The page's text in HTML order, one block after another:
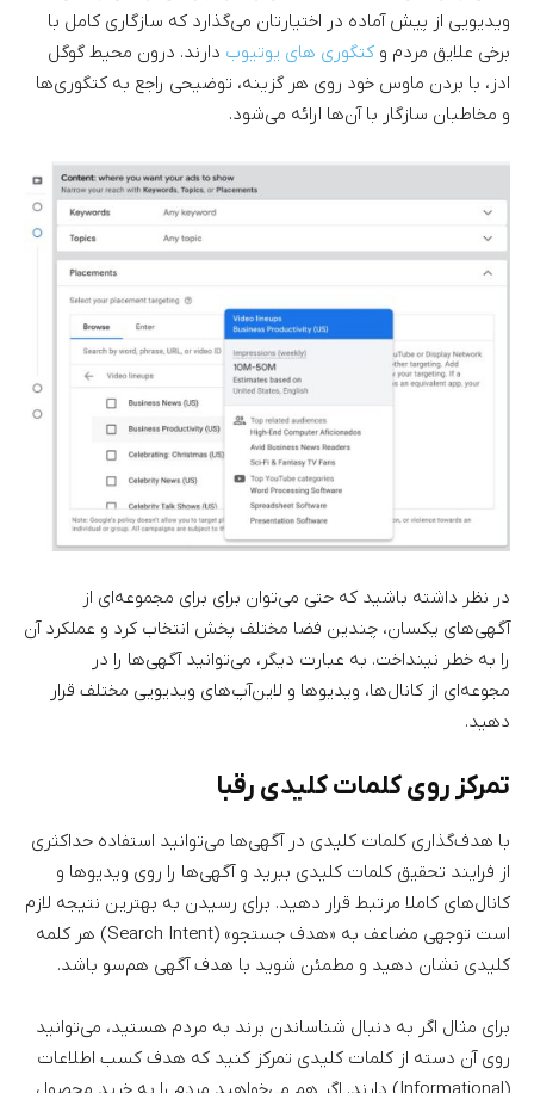
ویدیویی از پیش آماده در اختیارتان می‌گذارد که سازگاری کامل با
برخی علایق مردم و کتگوری های یوتیوب دارند. درون محیط گوگل
ادز، با بردن ماوس خود روی هر گزینه، توضیحی راجع به کتگوری‌ها
و مخاطبان سازگار با آن‌ها ارائه می‌شود.
در نظر داشته باشید که حتی می‌توان برای برای مجموعه‌ای از
آگهی‌های یکسان، چندین فضا مختلف پخش انتخاب کرد و عملکرد آن
را به خطر نینداخت. به عبارت دیگر، می‌توانید آگهی‌ها را در
مجوعه‌ای از کانال‌ها، ویدیوها و لاین‌آپ‌های ویدیویی مختلف قرار
دهید.
تمرکز روی کلمات کلیدی رقبا
با هدف‌گذاری کلمات کلیدی در آگهی‌ها می‌توانید استفاده حداکثری
از فرایند تحقیق کلمات کلیدی ببرید و آگهی‌ها را روی ویدیوها و
کانال‌های کاملا مرتبط قرار دهید. برای رسیدن به بهترین نتیجه لازم
است توجهی مضاعف به «هدف جستجو» (Search Intent) هر کلمه
کلیدی نشان دهید و مطمئن شوید با هدف آگهی هم‌سو باشد.
برای مثال اگر به دنبال شناساندن برند به مردم هستید، می‌توانید
روی آن دسته از کلمات کلیدی تمرکز کنید که هدف کسب اطلاعات